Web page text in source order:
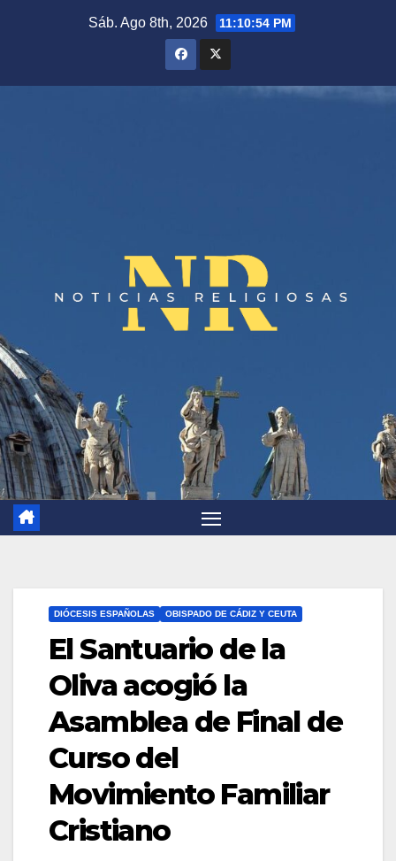
Sáb. Ago 8th, 2026 11:10:54 PM
DIÓCESIS ESPAÑOLAS OBISPADO DE CÁDIZ Y CEUTA
El Santuario de la
Oliva acogió la
Asamblea de Final de
Curso del
Movimiento Familiar
Cristiano